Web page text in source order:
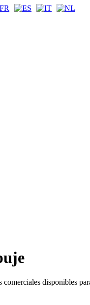
comerciales disponibles